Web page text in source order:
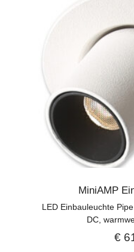
MiniAMP
LED Einbauleuchte
DC,
€